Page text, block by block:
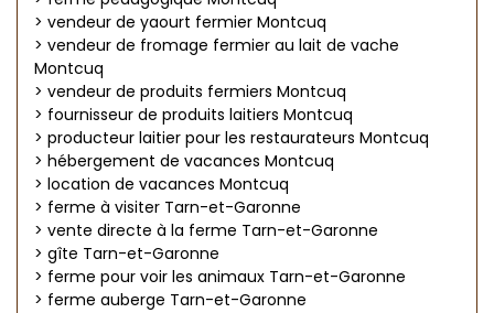
> vendeur de yaourt fermier Montcuq
> vendeur de fromage fermier au lait de vache
Montcuq
> vendeur de produits fermiers Montcuq
> fournisseur de produits laitiers Montcuq
> producteur laitier pour les restaurateurs Montcuq
> hébergement de vacances Montcuq
> location de vacances Montcuq
> ferme à visiter Tarn-et-Garonne
> vente directe à la ferme Tarn-et-Garonne
> gîte Tarn-et-Garonne
> ferme pour voir les animaux Tarn-et-Garonne
> ferme auberge Tarn-et-Garonne